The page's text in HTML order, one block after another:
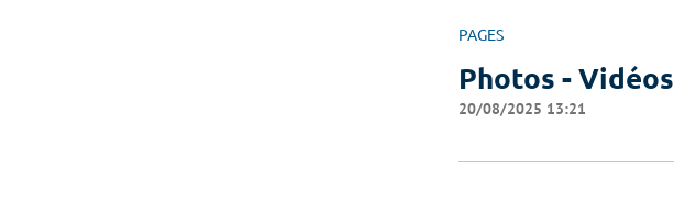
PAGES
Photos - Vidéos
20/08/2025 13:21